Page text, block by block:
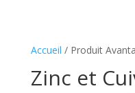
Accueil / Produit
Zinc et